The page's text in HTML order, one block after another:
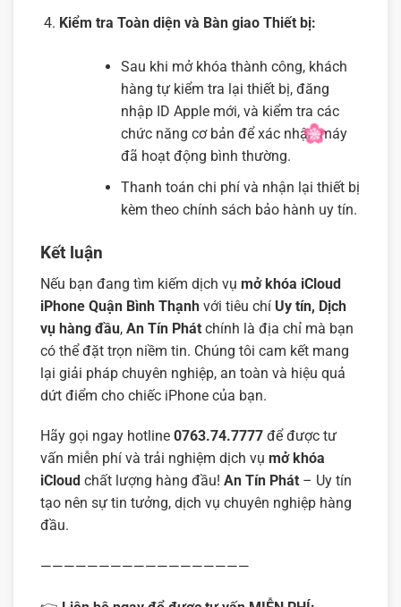
Kiểm tra Toàn diện và Bàn giao Thiết bị:
Sau khi mở khóa thành công, khách
hàng tự kiểm tra lại thiết bị, đăng
nhập ID Apple mới, và kiểm tra các
chức năng cơ bản để xác nhận máy
đã hoạt động bình thường.
Thanh toán chi phí và nhận lại thiết bị
kèm theo chính sách bảo hành uy tín.
Kết luận
Nếu bạn đang tìm kiếm dịch vụ mở khóa iCloud
iPhone Quận Bình Thạnh với tiêu chí Uy tín, Dịch
vụ hàng đầu, An Tín Phát chính là địa chỉ mà bạn
có thể đặt trọn niềm tin. Chúng tôi cam kết mang
lại giải pháp chuyên nghiệp, an toàn và hiệu quả
dứt điểm cho chiếc iPhone của bạn.
Hãy gọi ngay hotline 0763.74.7777 để được tư
vấn miễn phí và trải nghiệm dịch vụ mở khóa
iCloud chất lượng hàng đầu! An Tín Phát – Uy tín
tạo nên sự tin tưởng, dịch vụ chuyên nghiệp hàng
đầu.
——————————————————